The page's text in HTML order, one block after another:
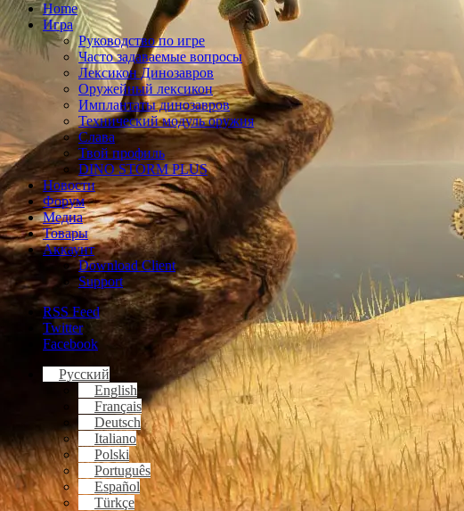
Home
Игра
Руководство по игре
Часто задаваемые вопросы
Лексикон Динозавров
Оружейный лексикон
Имплантаты динозавров
Технический модуль оружия
Слава
Твой профиль
DINO STORM PLUS
Новости
Форум
Медиа
Товары
Аккаунт
Download Client
Support
RSS Feed
Twitter
Facebook
Русский
English
Français
Deutsch
Italiano
Polski
Português
Español
Türkçe